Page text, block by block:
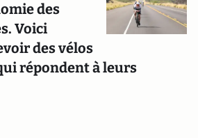
des
Voici
des vélos
répondent à leurs